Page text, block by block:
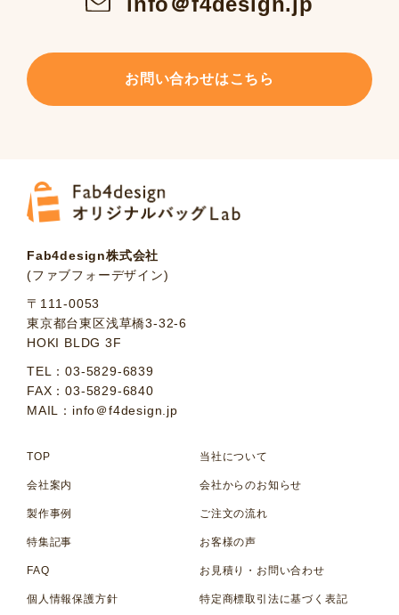
お問い合わせはこちら
Fab4design株式会社
(ファブフォーデザイン)
〒111-0053
東京都台東区浅草橋3-32-6
HOKI BLDG 3F
TEL：03-5829-6839
FAX：03-5829-6840
MAIL：info＠f4design.jp
TOP 当社について
会社案内 会社からのお知らせ
製作事例 ご注文の流れ
特集記事 お客様の声
FAQ お見積り・お問い合わせ
個人情報保護方針 特定商標取引法に基づく表記